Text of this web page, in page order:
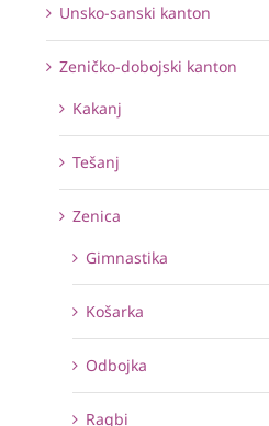
Unsko-sanski kanton
Zeničko-dobojski kanton
Kakanj
Tešanj
Zenica
Gimnastika
Košarka
Odbojka
Ragbi